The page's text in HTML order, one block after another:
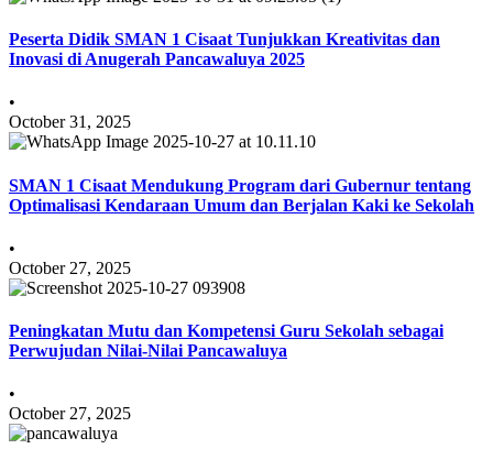
Peserta Didik SMAN 1 Cisaat Tunjukkan Kreativitas dan
Inovasi di Anugerah Pancawaluya 2025
•
October 31, 2025
SMAN 1 Cisaat Mendukung Program dari Gubernur tentang
Optimalisasi Kendaraan Umum dan Berjalan Kaki ke Sekolah
•
October 27, 2025
Peningkatan Mutu dan Kompetensi Guru Sekolah sebagai
Perwujudan Nilai-Nilai Pancawaluya
•
October 27, 2025